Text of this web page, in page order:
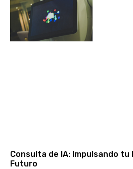
Consulta de IA: Impulsando tu
Futuro